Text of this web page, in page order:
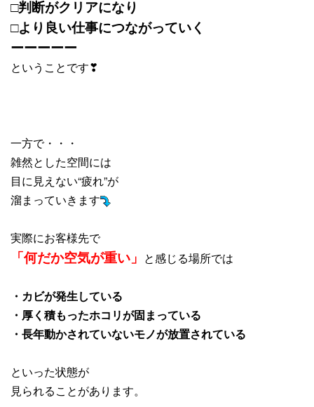
□判断がクリアになり
□より良い仕事につながっていく
ーーーーー
ということです❣
一方で・・・
雑然とした空間には
目に見えない“疲れ”が
溜まっていきます
実際にお客様先で
「何だか空気が重い」 と感じる場所では
・カビが発生している
・厚く積もったホコリが固まっている
・長年動かされていないモノが放置されている
といった状態が
見られることがあります。